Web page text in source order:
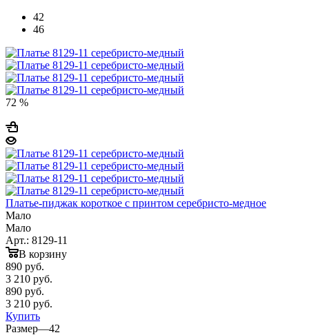
42
46
72 %
Платье-пиджак короткое с принтом серебристо-медное
Мало
Мало
Арт.: 8129-11
В корзину
890 руб.
3 210 руб.
890 руб.
3 210 руб.
Купить
Размер—42